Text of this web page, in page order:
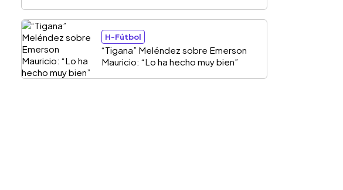
H-Fútbol
“Tigana” Meléndez sobre Emerson
Mauricio: “Lo ha hecho muy bien”